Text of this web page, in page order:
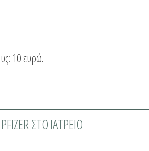
10 ευρώ.
ΣΤΟ ΙΑΤΡΕΙΟ